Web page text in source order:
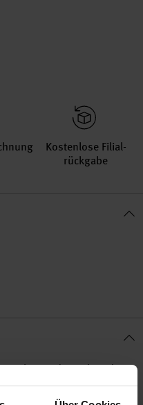
Kosten­lose Filial­
rückgabe
bringt die Farben des
lebendigen, floralen